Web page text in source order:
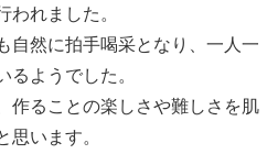
れました。
自然に拍手喝采となり、一人一
るようでした。
作ることの楽しさや難しさを肌
います。